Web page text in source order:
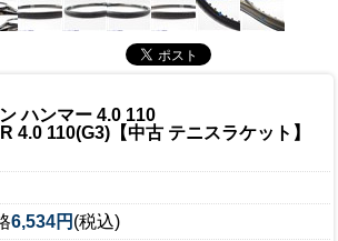
ハンマー 4.0 110
4.0 110(G3)【中古 テニスラケット】
6,534円 (税込)